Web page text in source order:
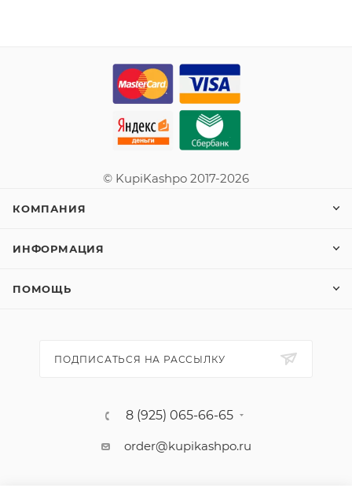
© KupiKashpo 2017-2026
КОМПАНИЯ
ИНФОРМАЦИЯ
ПОМОЩЬ
ПОДПИСАТЬСЯ НА РАССЫЛКУ
8 (925) 065-66-65
order@kupikashpo.ru